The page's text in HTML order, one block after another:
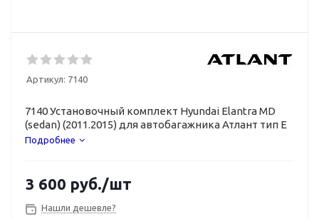
Артикул: 7140
7140 Установочный комплект Hyundai Elantra MD
(sedan) (2011.2015) для автобагажника Атлант тип E
Подробнее
3 600 руб./шт
Нашли дешевле?